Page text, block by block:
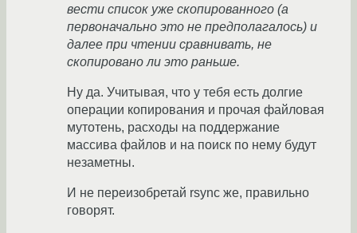
вести список уже скопированного (а
первоначально это не предполагалось) и
далее при чтении сравнивать, не
скопировано ли это раньше.
Ну да. Учитывая, что у тебя есть долгие
операции копирования и прочая файловая
мутотень, расходы на поддержание
массива файлов и на поиск по нему будут
незаметны.
И не переизобретай rsync же, правильно
говорят.